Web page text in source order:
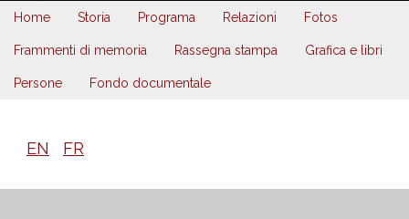
Home Storia Programa Relazioni Fotos
Frammenti di memoria Rassegna stampa Grafica e libri
Persone Fondo documentale
EN FR